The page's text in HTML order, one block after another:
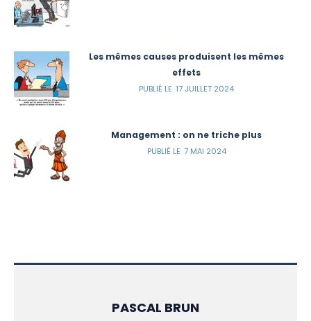
Les mêmes causes produisent les mêmes
effets
17 JUILLET 2024
Management : on ne triche plus
7 MAI 2024
PASCAL BRUN